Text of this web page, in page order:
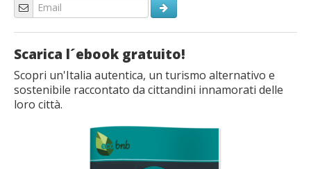
Scarica l´ebook gratuito!
Scopri un'Italia autentica, un turismo alternativo e
sostenibile raccontato da cittandini innamorati delle
loro città.